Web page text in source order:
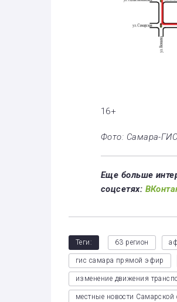
16+
Фото: Самара-
Еще больше
соцсетях:
Теги: 63 регион
гис самара прямой эфир
изменение движения
местные новости Самарской